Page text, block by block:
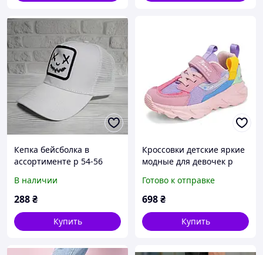
Кепка бейсболка в
ассортименте р 54-56
В наличии
288₴
Купить
Кроссовки детские яркие
модные для девочек р
Готово к отправке
698₴
Купить